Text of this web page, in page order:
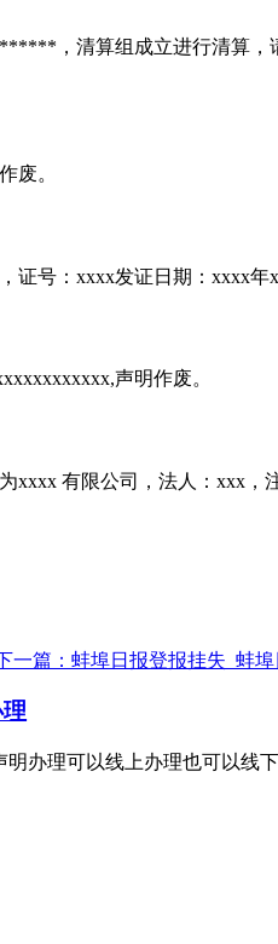
，清算组成立进行清算
废。
号：xxxx发证日期：xxxx年
声明作废。
有限公司，法人：xxx
一篇：蚌埠日报登报挂失_蚌
办理可以线上办理也可以